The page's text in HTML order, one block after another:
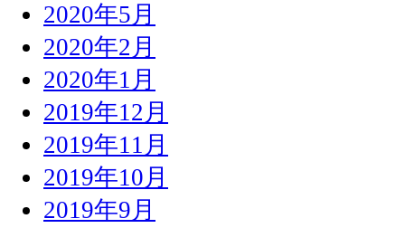
2020年5月
2020年2月
2020年1月
2019年12月
2019年11月
2019年10月
2019年9月